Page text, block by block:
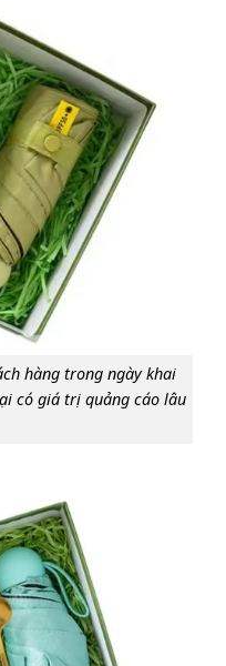
hàng trong ngày khai
có giá trị quảng cáo lâu